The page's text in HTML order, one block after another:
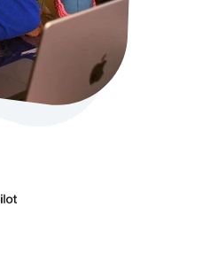
Social Media Marketing
Mehr Kunden über Instagram &
Online Complete